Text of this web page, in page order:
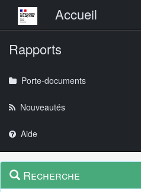
Menu principalAccueil
Rapports
Porte-documents
Nouveautés
Aide
Navigation
Menu
contextuel
Recherche